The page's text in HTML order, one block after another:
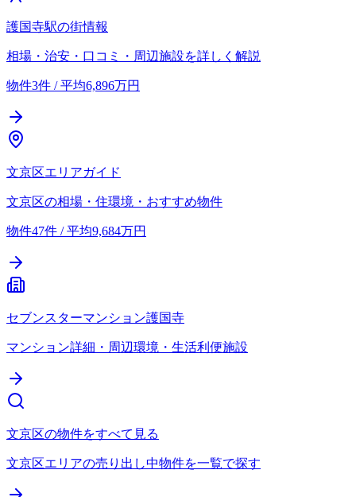
護国寺駅の街情報
相場・治安・口コミ・周辺施設を詳しく解説
物件3件 / 平均6,896万円
文京区エリアガイド
文京区の相場・住環境・おすすめ物件
物件47件 / 平均9,684万円
セブンスターマンション護国寺
マンション詳細・周辺環境・生活利便施設
文京区の物件をすべて見る
文京区エリアの売り出し中物件を一覧で探す